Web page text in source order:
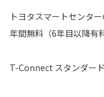
トヨタスマートセンタ
年間無料（6年目以降有料
T-Connect スタンダー